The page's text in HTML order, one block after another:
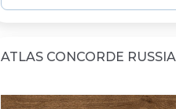
ATLAS CONCORDE RUSSIA